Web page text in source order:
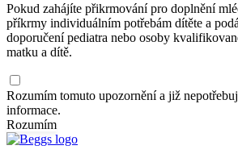
Pokud zahájíte přikrmování pro doplnění
příkrmy individuálním potřebám dítěte a
doporučení pediatra nebo osoby
matku a dítě.
Rozumím tomuto upozornění a již
informace.
Rozumím